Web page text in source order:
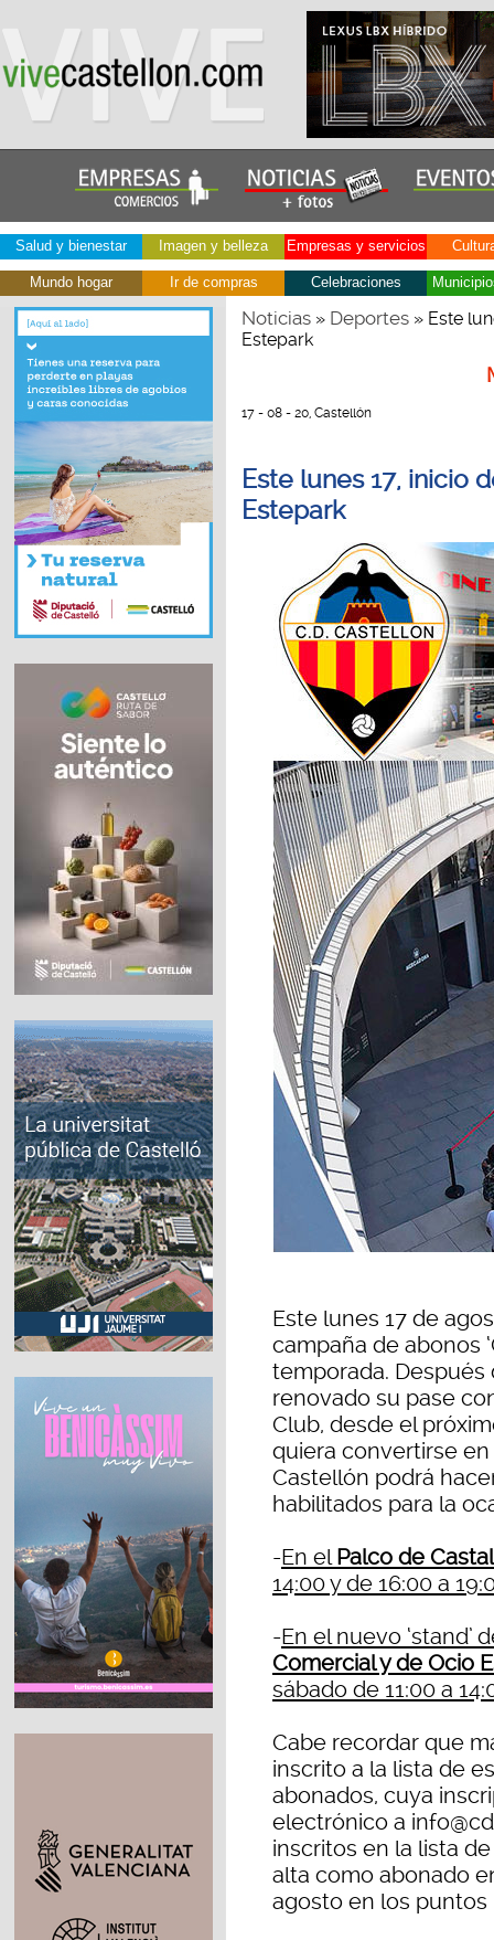
Salud y bienestar Imagen y belleza Empresas y servicios
Mundo hogar Ir de compras Celebraciones
Noticias» Deportes» Este
Estepark
17 - 08 - 20, Castellón
Este lunes 17, inicio
Estepark
Este lunes 17 de
campaña de abonos
temporada.
renovado su pase
Club, desde el
quiera convertirse
Castellón podrá
habilitados para la
-En elPalco de
14:00 y de 16:00 a
-En el nuevo ‘stand’
Comercial y de Ocio
sábado de 11:00 a
Cabe recordar que
inscrito a la lista de
abonados, cuya
electrónico a
inscritos en la lista
alta como abonado
agosto en los